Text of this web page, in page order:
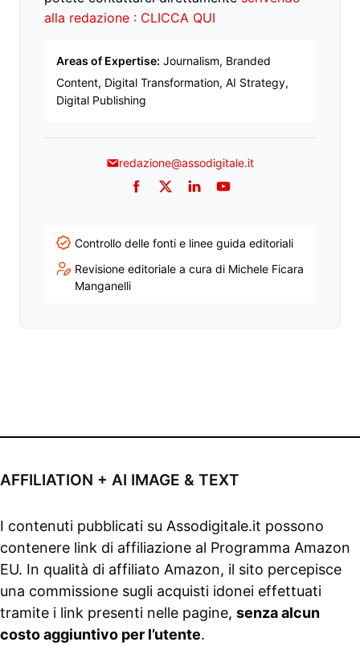
alla redazione : CLICCA QUI
Areas of Expertise: Journalism, Branded
Content, Digital Transformation, AI Strategy,
Digital Publishing
redazione@assodigitale.it
Facebook
TwitterLinkedInYouTube
Controllo delle fonti e linee guida editoriali
Revisione editoriale a cura di Michele Ficara
Manganelli
AFFILIATION + AI IMAGE & TEXT
I contenuti pubblicati su Assodigitale.it possono
contenere link di affiliazione al Programma Amazon
EU. In qualità di affiliato Amazon, il sito percepisce
una commissione sugli acquisti idonei effettuati
tramite i link presenti nelle pagine, senza alcun
costo aggiuntivo per l’utente.